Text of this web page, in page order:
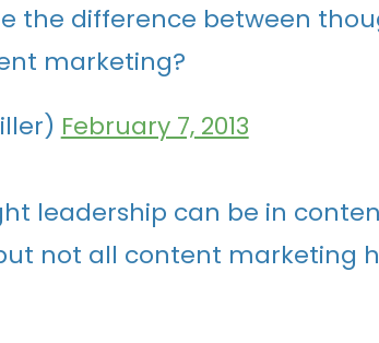
the difference between
marketing?
February 7, 2013
leadership can be in
not all content marketing